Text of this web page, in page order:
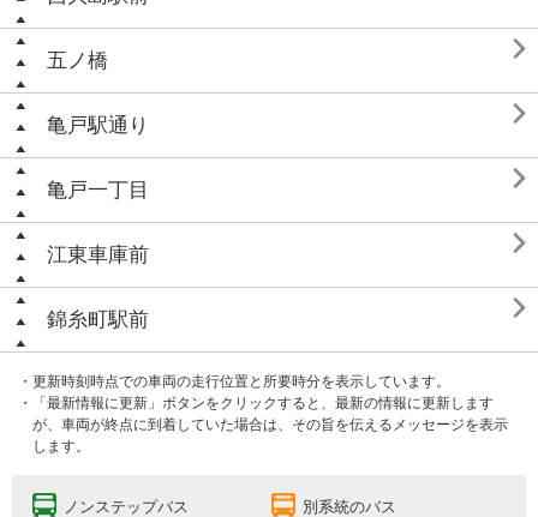
五ノ橋 
亀戸駅通り 
亀戸一丁目 
江東車庫前 
錦糸町駅前 
・更新時刻時点での車両の走行位置と所要時分を表示しています。
・「最新情報に更新」ボタンをクリックすると、最新の情報に更新します
が、車両が終点に到着していた場合は、その旨を伝えるメッセージを表示
します。
ノンステップバス 別系統のバス